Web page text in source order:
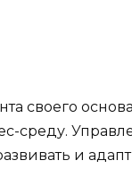
своего
среду.
и